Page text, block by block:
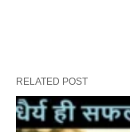
RELATED POST